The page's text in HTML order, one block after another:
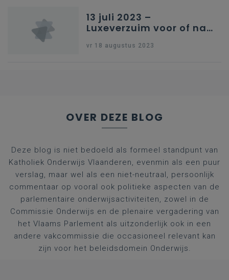
13 juli 2023 –
Luxeverzuim voor of na
vr 18 augustus 2023
OVER DEZE BLOG
Deze blog is niet bedoeld als formeel standpunt van
Katholiek Onderwijs Vlaanderen, evenmin als een puur
verslag, maar wel als een niet-neutraal, persoonlijk
commentaar op vooral ook politieke aspecten van de
parlementaire onderwijsactiviteiten, zowel in de
Commissie Onderwijs en de plenaire vergadering van
het Vlaams Parlement als uitzonderlijk ook in een
andere vakcommissie die occasioneel relevant kan
zijn voor het beleidsdomein Onderwijs.